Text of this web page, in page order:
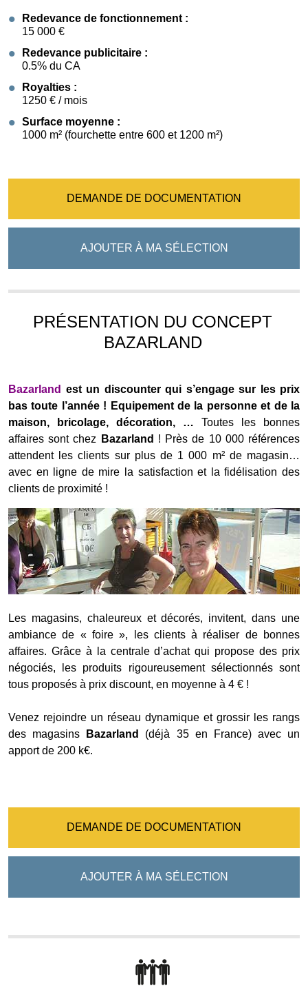
Redevance de fonctionnement :
15 000 €
Redevance publicitaire :
0.5% du CA
Royalties :
1250 € / mois
Surface moyenne :
1000 m² (fourchette entre 600 et 1200 m²)
DEMANDE DE DOCUMENTATION
AJOUTER À MA SÉLECTION
PRÉSENTATION DU CONCEPT
BAZARLAND
Bazarland est un discounter qui s’engage sur les prix
bas toute l’année ! Equipement de la personne et de la
maison, bricolage, décoration, … Toutes les bonnes
affaires sont chez
Bazarland ! Près de 10 000 références
attendent les clients sur plus de 1 000 m² de magasin…
avec en ligne de mire la satisfaction et la fidélisation des
clients de proximité !
Les magasins, chaleureux et décorés, invitent, dans une
ambiance de « foire », les clients à réaliser de bonnes
affaires. Grâce à la centrale d’achat qui propose des prix
négociés, les produits rigoureusement sélectionnés sont
tous proposés à prix discount, en moyenne à 4 € !
Venez rejoindre un réseau dynamique et grossir les rangs
des magasins
Bazarland
(déjà 35 en France) avec un
apport de 200 k€.
DEMANDE DE DOCUMENTATION
AJOUTER À MA SÉLECTION